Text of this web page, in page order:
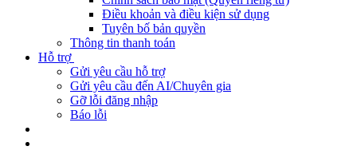
Điều khoản và điều kiện sử dụng
Tuyên bố bản quyền
Thông tin thanh toán
Hỗ trợ
Gửi yêu cầu hỗ trợ
Gửi yêu cầu đến AI/Chuyên gia
Gỡ lỗi đăng nhập
Báo lỗi